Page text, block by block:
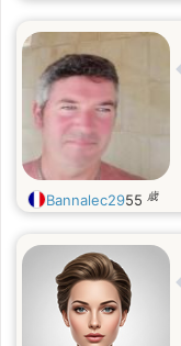
Bannalec2955 歳